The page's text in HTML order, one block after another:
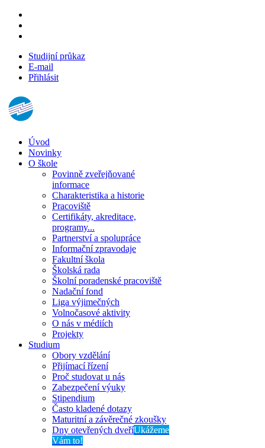
Studijní průkaz
E-mail
Přihlásit
Úvod
Novinky
O škole
Povinně zveřejňované
informace
Charakteristika a historie
Pracoviště
Certifikáty, akreditace,
programy...
Partnerství a spolupráce
Informační zpravodaje
Fakultní škola
Školská rada
Školní poradenské pracoviště
Nadační fond
Liga výjimečných
Volnočasové aktivity
O nás v médiích
Projekty
Studium
Obory vzdělání
Přijímací řízení
Proč studovat u nás
Zabezpečení výuky
Stipendium
Často kladené dotazy
Maturitní a závěrečné zkoušky
Dny otevřených dveříUkážeme
Vám to!